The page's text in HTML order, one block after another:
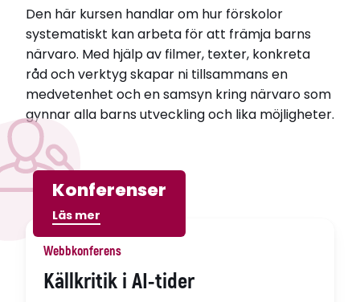
Den här kursen handlar om hur förskolor
systematiskt kan arbeta för att främja barns
närvaro. Med hjälp av filmer, texter, konkreta
råd och verktyg skapar ni tillsammans en
medvetenhet och en samsyn kring närvaro som
gynnar alla barns utveckling och lika möjligheter.
Konferenser
Läs mer
Webbkonferens
Källkritik i AI-tider